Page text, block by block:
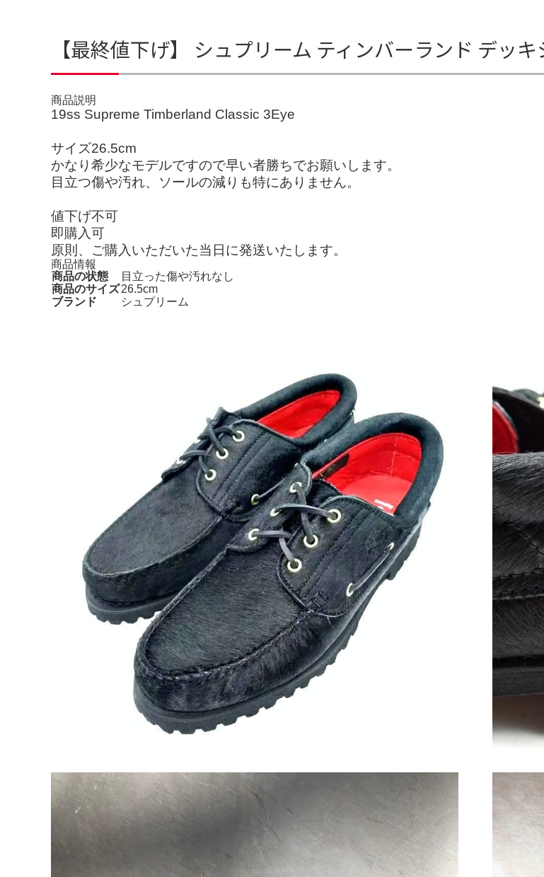
【最終値下げ】 シュプリーム ティンバーランド デッ
商品説明
19ss Supreme Timberland Classic 3Eye
サイズ26.5cm
かなり希少なモデルですので早い者勝ちでお願いします。
目立つ傷や汚れ、ソールの減りも特にありません。
値下げ不可
即購入可
原則、ご購入いただいた当日に発送いたします。
商品情報
商品の状態
目立った傷や汚れなし
商品のサイズ26.5cm
ブランド
シュプリーム